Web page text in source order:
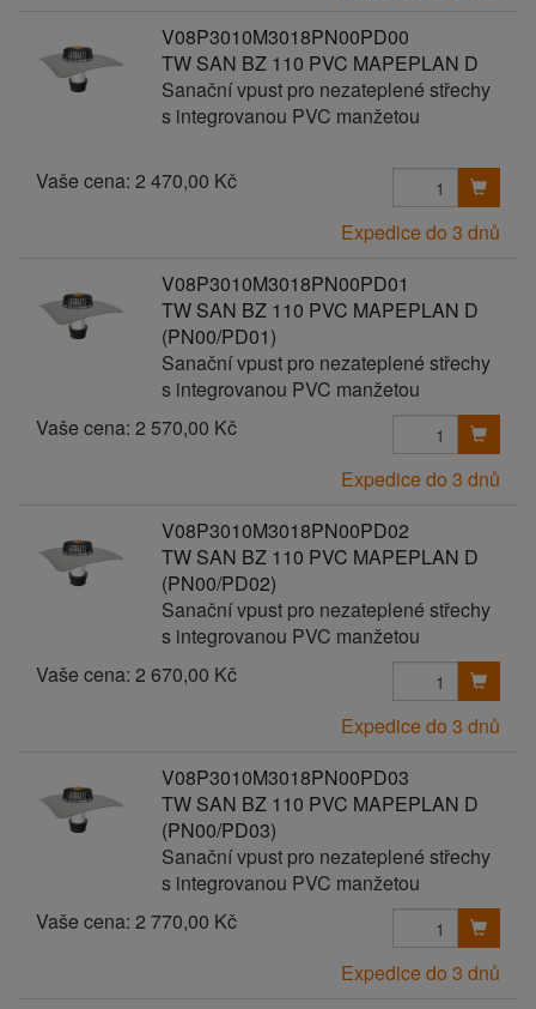
V08P3010M3018PN00PD00
TW SAN BZ 110 PVC MAPEPLAN D
Sanační vpust pro nezateplené střechy
s integrovanou PVC manžetou
Vaše cena: 2 470,00 Kč
Expedice do 3 dnů
V08P3010M3018PN00PD01
TW SAN BZ 110 PVC MAPEPLAN D
(PN00/PD01)
Sanační vpust pro nezateplené střechy
s integrovanou PVC manžetou
Vaše cena: 2 570,00 Kč
Expedice do 3 dnů
V08P3010M3018PN00PD02
TW SAN BZ 110 PVC MAPEPLAN D
(PN00/PD02)
Sanační vpust pro nezateplené střechy
s integrovanou PVC manžetou
Vaše cena: 2 670,00 Kč
Expedice do 3 dnů
V08P3010M3018PN00PD03
TW SAN BZ 110 PVC MAPEPLAN D
(PN00/PD03)
Sanační vpust pro nezateplené střechy
s integrovanou PVC manžetou
Vaše cena: 2 770,00 Kč
Expedice do 3 dnů